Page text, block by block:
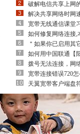
破解电信共享上网
解决共享网络时网
宽带无线通信课堂
如何修复网络连接,
＂如果你已启用其
如何用中国联通【
拨号无法连接，网
宽带连接错误720
天翼宽带客户端盘